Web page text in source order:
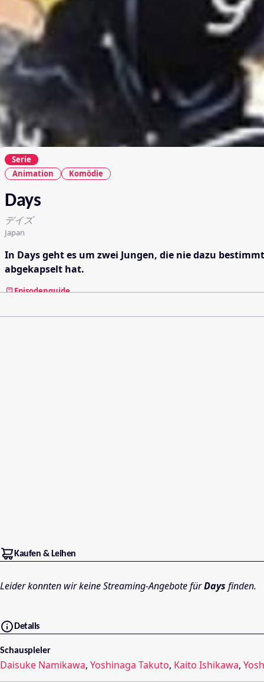
Serie
Animation
Komödie
Days
デイズ
Japan
In Days geht es um zwei Jungen, die nie dazu
abgekapselt hat.
Episodenguide
Kaufen & Leihen
Leider konnten wir keine Streaming-Angebote fürDays finden.
Details
Schauspieler
Daisuke Namikawa, Yoshinaga Takuto, Kaito Ishikawa,